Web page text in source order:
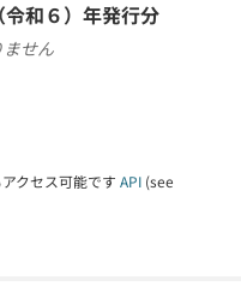
和６）年発行分
せん
クセス可能です API (see